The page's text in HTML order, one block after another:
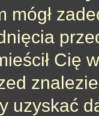
mógł
Cię
uzyskać